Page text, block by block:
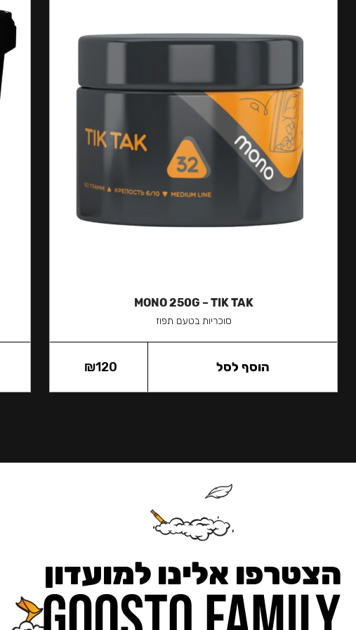
MONO 250G – TIK TAK
סוכריות בטעם תפוז
₪120 הוסף לסל
הצטרפו אלינו למועדון